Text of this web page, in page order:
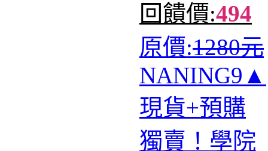
回饋價:494
原價:1280元
NANING9▲
現貨+預購
獨賣！學院